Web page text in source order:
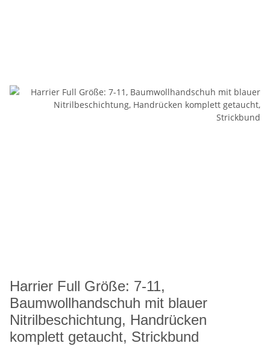
Harrier Full Größe: 7-11,
Baumwollhandschuh mit blauer
Nitrilbeschichtung, Handrücken
komplett getaucht, Strickbund